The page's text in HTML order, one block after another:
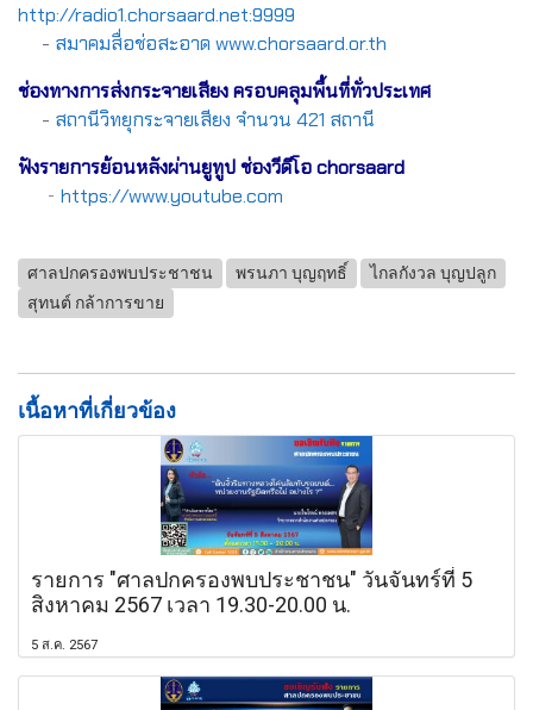
http://radio1.chorsaard.net:9999
- สมาคมสื่อช่อสะอาด www.chorsaard.or.th
ช่องทางการส่งกระจายเสียง ครอบคลุมพื้นที่ทั่วประเทศ
- สถานีวิทยุกระจายเสียง จำนวน 421 สถานี
ฟังรายการย้อนหลังผ่านยูทูป ช่องวีดีโอ chorsaard
- https://www.youtube.com
ศาลปกครองพบประชาชน พรนภา บุญฤทธิ์
ไกลกังวล บุญปลูก
สุทนต์ กล้าการขาย
เนื้อหาที่เกี่ยวข้อง
รายการ "ศาลปกครองพบประชาชน" วันจันทร์ที่ 5
สิงหาคม 2567 เวลา 19.30-20.00 น.
5 ส.ค. 2567